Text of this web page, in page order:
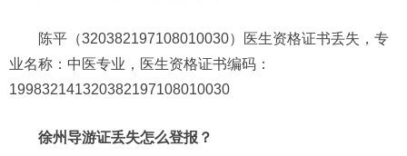
陈平（320382197108010030）医生资格证书丢失，专
业名称：中医专业，医生资格证书编码：
199832141320382197108010030
徐州导游证丢失怎么登报？